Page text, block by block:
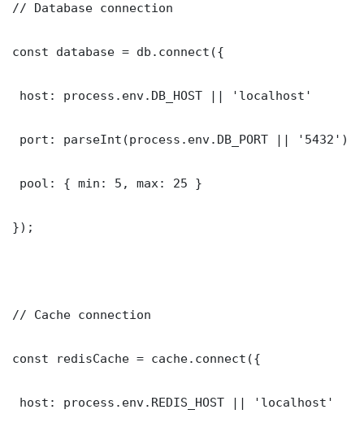
// Database connection
const database = db.connect({
host: process.env.DB_HOST || 'localhost'
port: parseInt(process.env.DB_PORT || '5432')
pool: { min: 5, max: 25 }
});
// Cache connection
const redisCache = cache.connect({
host: process.env.REDIS_HOST || 'localhost'